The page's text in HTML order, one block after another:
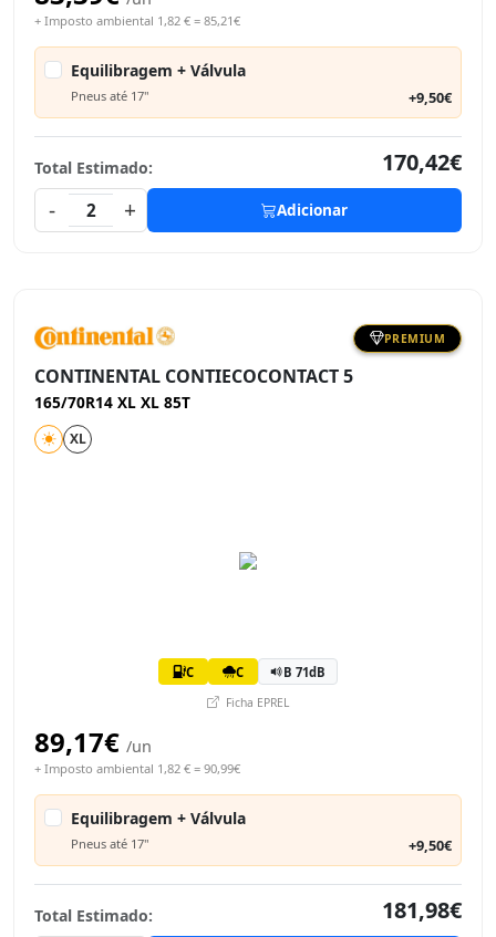
+ Imposto ambiental 1,82 € = 85,21€
Equilibragem + Válvula
Pneus até 17" +9,50€
Total Estimado:
170,42€
-
2 + Adicionar
PREMIUM
CONTINENTAL CONTIECOCONTACT 5
165/70R14 XL XL 85T
XL
C C B 71dB
Ficha EPREL
89,17€ /un
+ Imposto ambiental 1,82 € = 90,99€
Equilibragem + Válvula
Pneus até 17" +9,50€
Total Estimado:
181,98€